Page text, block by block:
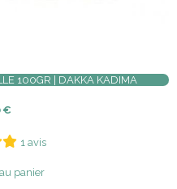
100GR | DAKKA KADIMA
€
1 avis
panier